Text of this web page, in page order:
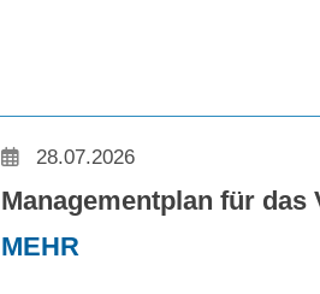
28.07.2026
Managementplan für
MEHR